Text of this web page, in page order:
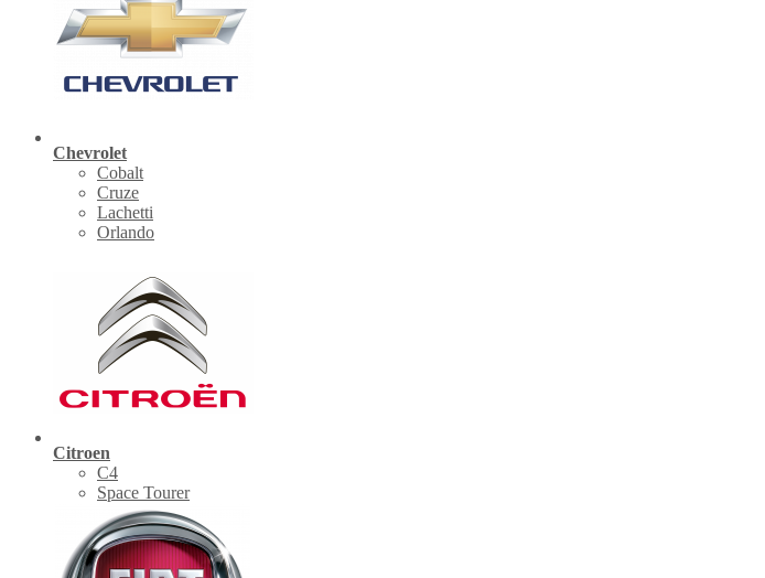
Chevrolet
Cobalt
Cruze
Lachetti
Orlando
Citroen
C4
Space Tourer